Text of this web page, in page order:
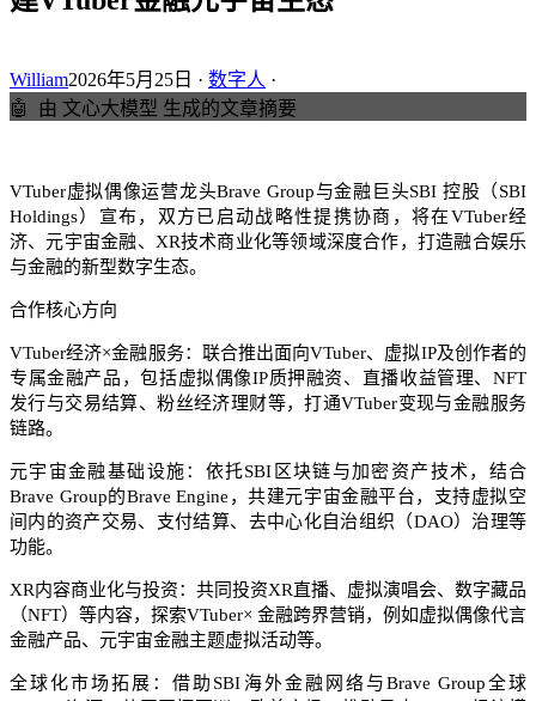
William2026年5月25日 · 数字人 ·
🤖
由 文心大模型 生成的文章摘要
VTuber虚拟偶像运营龙头Brave Group与金融巨头SBI 控股（SBI
Holdings）宣布，双方已启动战略性提携协商，将在VTuber经
济、元宇宙金融、XR技术商业化等领域深度合作，打造融合娱乐
与金融的新型数字生态。
合作核心方向
VTuber经济×金融服务：联合推出面向VTuber、虚拟IP及创作者的
专属金融产品，包括虚拟偶像IP质押融资、直播收益管理、NFT
发行与交易结算、粉丝经济理财等，打通VTuber变现与金融服务
链路。
元宇宙金融基础设施：依托SBI区块链与加密资产技术，结合
Brave Group的Brave Engine，共建元宇宙金融平台，支持虚拟空
间内的资产交易、支付结算、去中心化自治组织（DAO）治理等
功能。
XR内容商业化与投资：共同投资XR直播、虚拟演唱会、数字藏品
（NFT）等内容，探索VTuber× 金融跨界营销，例如虚拟偶像代言
金融产品、元宇宙金融主题虚拟活动等。
全球化市场拓展：借助SBI海外金融网络与Brave Group全球